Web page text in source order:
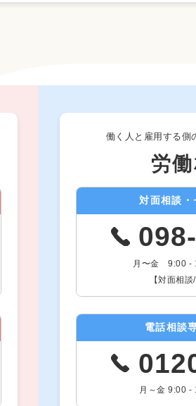
働く人と雇用する側
労
対面相談
月〜金 9:00 -
【対面相
電話相談
月～金 9:00 -